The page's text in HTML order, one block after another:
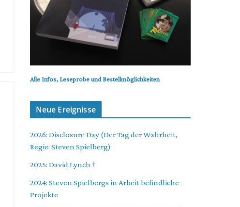
Alle Infos, Leseprobe und Bestellmöglichkeiten
Neue Ereignisse
2026: Disclosure Day (Der Tag der Wahrheit,
Regie: Steven Spielberg)
2025: David Lynch †
2024: Steven Spielbergs in Arbeit befindliche
Projekte